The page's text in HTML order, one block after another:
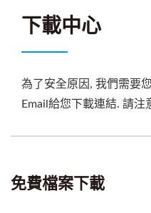
下載中心
為了安全原因, 我們需要
Email給您下載連結. 請
免費檔案下載